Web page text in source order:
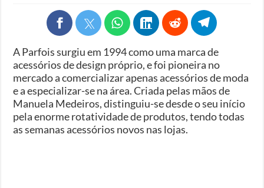
A Parfois surgiu em 1994 como uma marca de
acessórios de design próprio, e foi pioneira no
mercado a comercializar apenas acessórios de moda
e a especializar-se na área. Criada pelas mãos de
Manuela Medeiros, distinguiu-se desde o seu início
pela enorme rotatividade de produtos, tendo todas
as semanas acessórios novos nas lojas.